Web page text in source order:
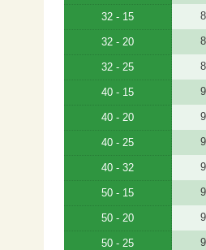
32 - 15
32 - 20
32 - 25
40 - 15
40 - 20
40 - 25
40 - 32
50 - 15
50 - 20
50 - 25